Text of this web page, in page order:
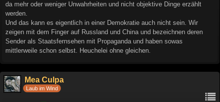
da mehr oder weniger Unwahrheiten und nicht objektive Dinge erzählt
werden.
Und das kann es eigentlich in einer Demokratie auch nicht sein. Wir
zeigen mit dem Finger auf Russland und China und bezeichnen deren
Sender als Staatsfernsehen mit Propaganda und haben sowas
mittlerweile schon selbst. Heuchelei ohne gleichen.
Mea Culpa
Laub im Wind